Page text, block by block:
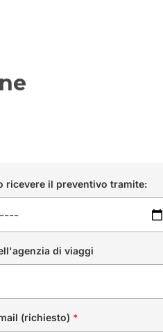
ricevere il preventivo tramite:
di viaggi
(richiesto) *